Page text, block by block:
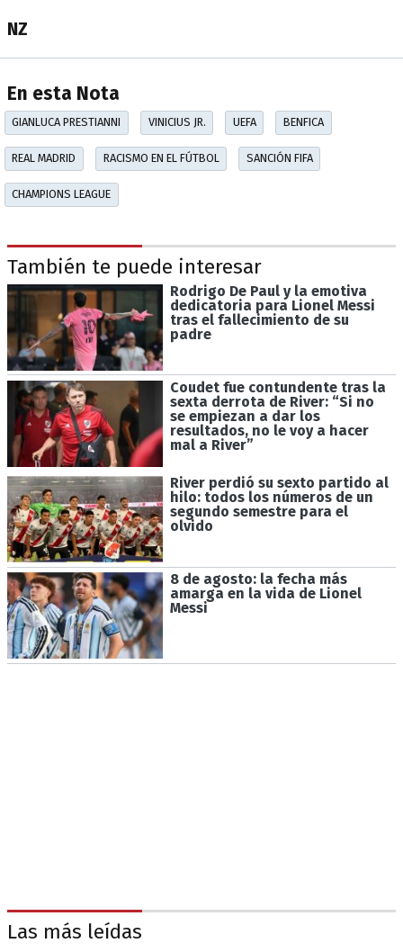
NZ
En esta Nota
GIANLUCA PRESTIANNI VINICIUS JR. UEFA BENFICA
REAL MADRID RACISMO EN EL FÚTBOL SANCIÓN FIFA
CHAMPIONS LEAGUE
También te puede interesar
Rodrigo De Paul y la emotiva
dedicatoria para Lionel Messi
tras el fallecimiento de su
padre
Coudet fue contundente tras la
sexta derrota de River: “Si no
se empiezan a dar los
resultados, no le voy a hacer
mal a River”
River perdió su sexto partido al
hilo: todos los números de un
segundo semestre para el
olvido
8 de agosto: la fecha más
amarga en la vida de Lionel
Messi
Las más leídas